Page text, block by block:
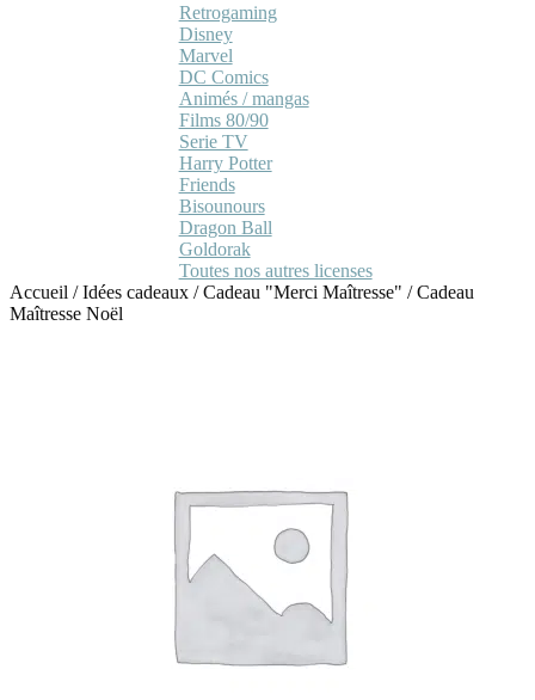
Retrogaming
Disney
Marvel
DC Comics
Animés / mangas
Films 80/90
Serie TV
Harry Potter
Friends
Bisounours
Dragon Ball
Goldorak
Toutes nos autres licenses
Accueil /Idées cadeaux /Cadeau "Merci Maîtresse" /Cadeau
Maîtresse Noël